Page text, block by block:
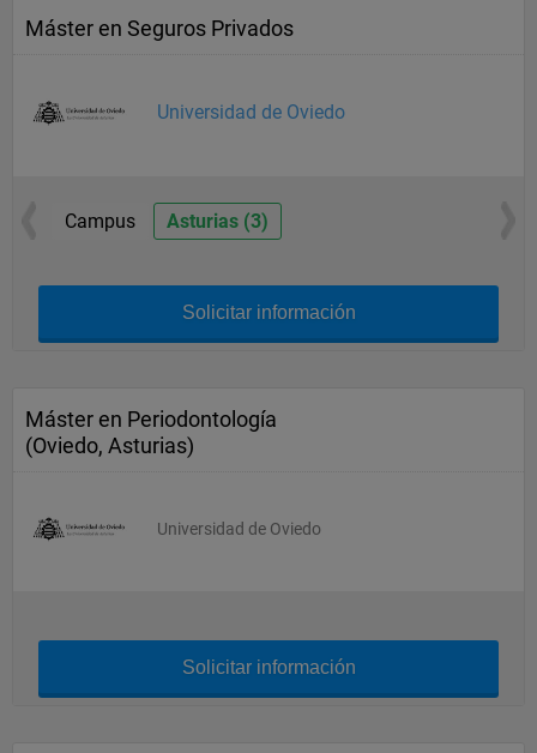
Máster en Seguros Privados
Universidad de Oviedo
Campus Asturias (3)
Solicitar información
Máster en Periodontología
(Oviedo, Asturias)
Universidad de Oviedo
Solicitar información